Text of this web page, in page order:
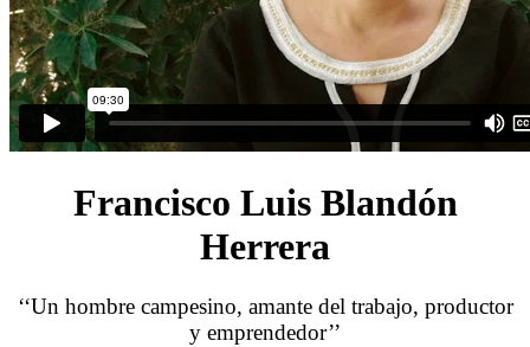
Francisco Luis Blandón
Herrera
‘‘Un hombre campesino, amante del trabajo, productor
y emprendedor’’